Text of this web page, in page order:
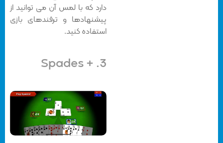
دارد که با لمس آن می توانید از
پیشنهادها و ترفندهای بازی
استفاده کنید.
Spades